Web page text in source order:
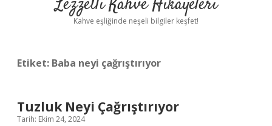
Yasal Uyarı
Lezzetli Kahve Hikayeleri
Kahve eşliğinde neşeli bilgiler keşfet!
Etiket: Baba neyi çağrıştırıyor
Tuzluk Neyi Çağrıştırıyor
Tarih: Ekim 24, 2024